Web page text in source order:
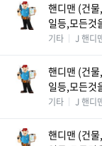
핸디맨 (건
일등,모든것
기타 J 핸디
핸디맨 (건
일등,모든것
기타 J 핸디
핸디맨 (건